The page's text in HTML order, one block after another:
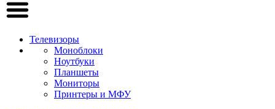
Телевизоры
Моноблоки
Ноутбуки
Планшеты
Мониторы
Принтеры и МФУ